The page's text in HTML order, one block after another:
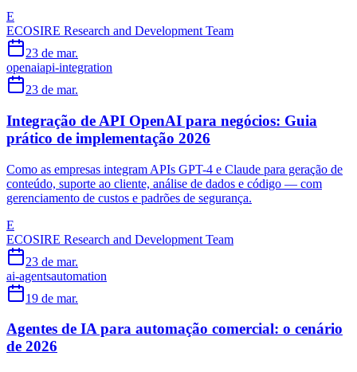
E
ECOSIRE Research and Development Team
23 de mar.
openaiapi-integration
23 de mar.
Integração de API OpenAI para negócios: Guia
prático de implementação 2026
Como as empresas integram APIs GPT-4 e Claude para geração de
conteúdo, suporte ao cliente, análise de dados e código — com
gerenciamento de custos e padrões de segurança.
E
ECOSIRE Research and Development Team
23 de mar.
ai-agentsautomation
19 de mar.
Agentes de IA para automação comercial: o cenário
de 2026